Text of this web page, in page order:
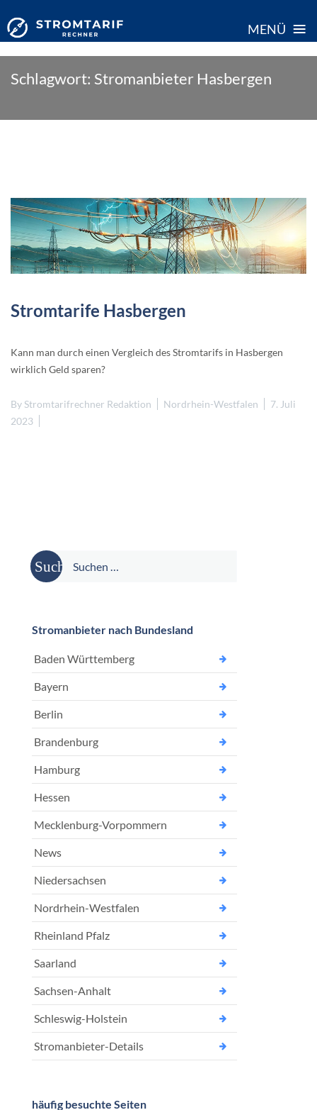
MENÜ ≡
Schlagwort: Stromanbieter Hasbergen
Stromtarife Hasbergen
Kann man durch einen Vergleich des Stromtarifs in Hasbergen
wirklich Geld sparen?
By Stromtarifrechner Redaktion Nordrhein-Westfalen
7. Juli
2023
Suche
nach:
Stromanbieter nach Bundesland
Baden Württemberg
Bayern
Berlin
Brandenburg
Hamburg
Hessen
Mecklenburg-Vorpommern
News
Niedersachsen
Nordrhein-Westfalen
Rheinland Pfalz
Saarland
Sachsen-Anhalt
Schleswig-Holstein
Stromanbieter-Details
häufig besuchte Seiten